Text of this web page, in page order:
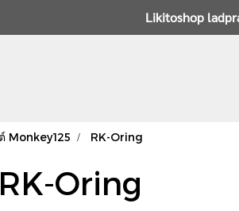
Likitoshop
Monkey125 RK-Oring
RK-Oring